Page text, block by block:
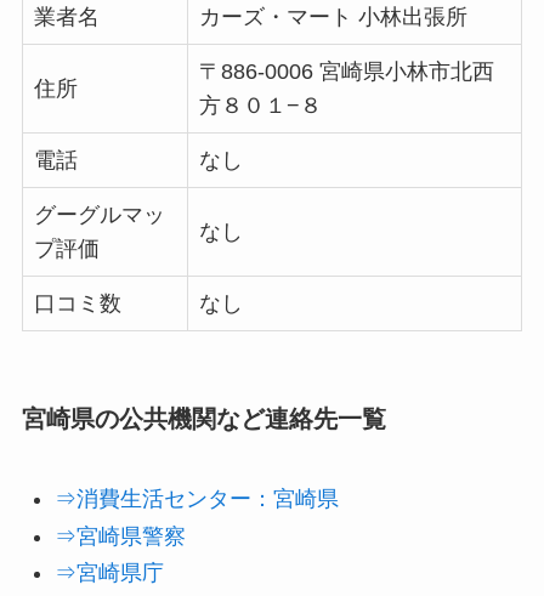
業者名 カーズ・マート 小林出張所
住所
〒886-0006 宮崎県小林市北西
方８０１−８
電話 なし
グーグルマッ
プ評価
なし
口コミ数 なし
宮崎県の公共機関など連絡先一覧
⇒消費生活センター：宮崎県
⇒宮崎県警察
⇒宮崎県庁